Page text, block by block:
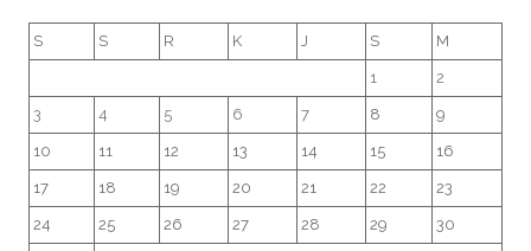
S S R K J S M
1 2
3 4 5 6 7 8 9
10 11 12 13 14 15 16
17 18 19 20 21 22 23
24 25 26 27 28 29 30